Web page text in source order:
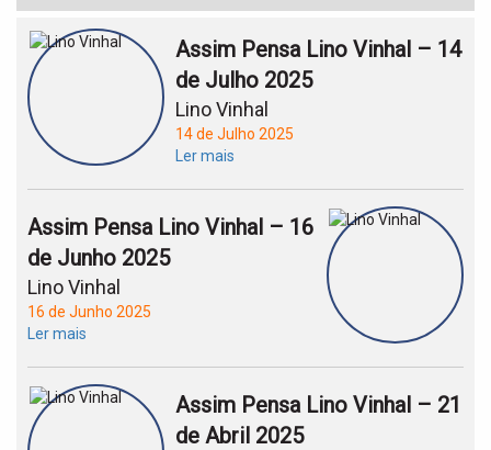
Assim Pensa Lino Vinhal – 14
de Julho 2025
Lino Vinhal
14 de Julho 2025
Ler mais
Assim Pensa Lino Vinhal – 16
de Junho 2025
Lino Vinhal
16 de Junho 2025
Ler mais
Assim Pensa Lino Vinhal – 21
de Abril 2025